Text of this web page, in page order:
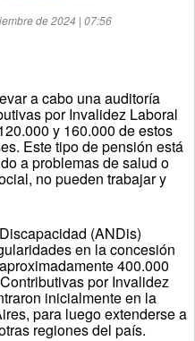
de 2024 | 07:56
a cabo una auditoría
por Invalidez Laboral
y 160.000 de estos
Este tipo de pensión está
a problemas de salud o
no pueden trabajar y
(ANDis)
en la concesión
400.000
por Invalidez
inicialmente en la
para luego extenderse a
regiones del país.